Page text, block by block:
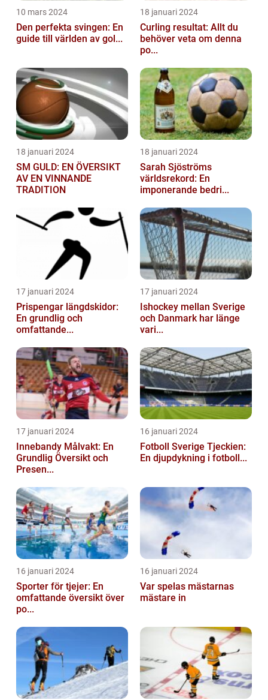
10 mars 2024
Den perfekta svingen: En
guide till världen av gol...
18 januari 2024
Curling resultat: Allt du
behöver veta om denna
po...
18 januari 2024
SM GULD: EN ÖVERSIKT
AV EN VINNANDE
TRADITION
18 januari 2024
Sarah Sjöströms
världsrekord: En
imponerande bedri...
17 januari 2024
Prispengar längdskidor:
En grundlig och
omfattande...
17 januari 2024
Ishockey mellan Sverige
och Danmark har länge
vari...
17 januari 2024
Innebandy Målvakt: En
Grundlig Översikt och
Presen...
16 januari 2024
Fotboll Sverige Tjeckien:
En djupdykning i fotboll...
16 januari 2024
Sporter för tjejer: En
omfattande översikt över
po...
16 januari 2024
Var spelas mästarnas
mästare in